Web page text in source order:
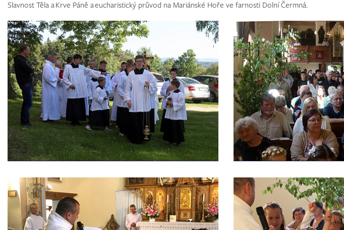
Slavnost Těla a Krve Páně a eucharistický průvod na Mariánské Hoře ve farnosti Dolní Čermná.